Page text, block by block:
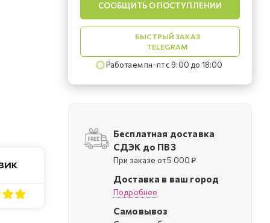
СООБЩИТЬ О ПОСТУПЛЕНИИ
БЫСТРЫЙ ЗАКАЗ
TELEGRAM
Работаем пн-пт с 9:00 до 18:00
Бесплатная доставка
СДЭК до ПВЗ
При заказе от 5 000 ₽
Доставка в ваш город
Подробнее
Самовывоз